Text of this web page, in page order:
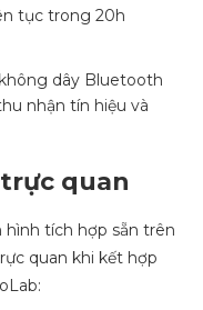
tục trong 20h
dây Bluetooth
nhận tín hiệu và
quan
tích hợp sẵn trên
quan khi kết hợp